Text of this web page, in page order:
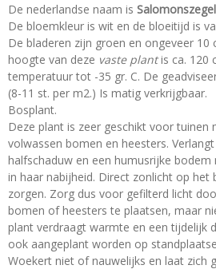
De nederlandse naam is Salomonszegel
De bloemkleur is wit en de bloeitijd is
De bladeren zijn groen en ongeveer 10
hoogte van deze vaste plantis ca. 120
temperatuur tot -35 gr. C. De
(8-11 st. per m2.) Is matig verkrijgbaar.
Bosplant.
Deze plant is zeer geschikt voor tuinen
volwassen bomen en heesters.
halfschaduw en een humusrijke
in haar nabijheid. Direct zonlicht op het
zorgen. Zorg dus voor gefilterd licht
bomen of heesters te plaatsen, maar
plant verdraagt warmte en een tijdelijk
ook aangeplant worden op
Woekert niet of nauwelijks en laat zich